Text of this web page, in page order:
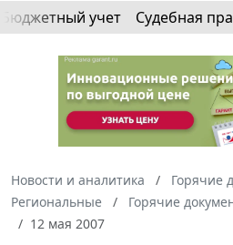
Бюджетный учет Судебная
Новости и аналитика
Горячие
Региональные
Горячие
12 мая 2007